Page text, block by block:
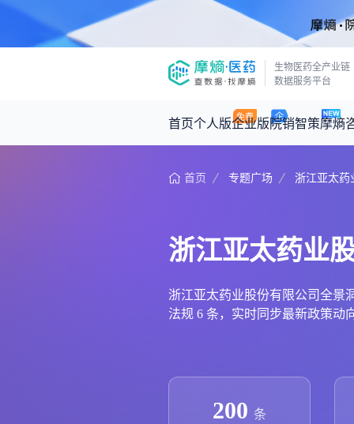
生物医药全产业链
数据服务平台
首页个人版企业版院销智策摩熵
咨询服务
产品立项评估及管线规划
产业/行业调研
投资决策与交易估值
摩熵原创
深度分析
政策法规
投融资
时讯
数据中心
基于市场数据，为您提供全面的市场
政策法规
药品生产企业
回放
王中健
首页 专题广场 浙江亚太药
浙江亚太药业
浙江亚太药业股份有限公司全景
法规 6 条，实时同步最新政策动
200 条